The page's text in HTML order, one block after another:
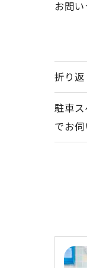
お問
折り
駐車
でお